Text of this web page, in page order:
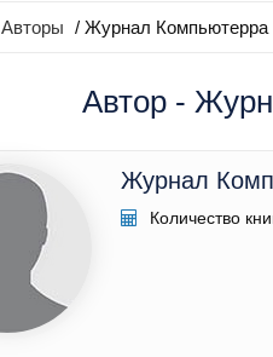
Авторы / Журнал Компьютерра
Автор -
Журнал
Количество